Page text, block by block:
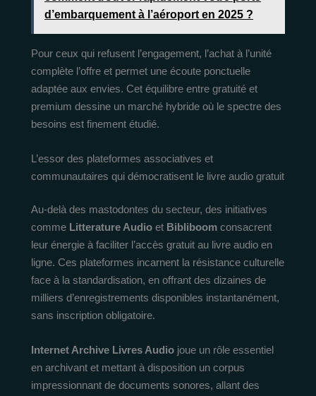
d’embarquement à l’aéroport en 2025 ?
Pour ceux qui refusent l’engagement, l’achat à l’unité
complète l’offre et permet une écoute ponctuelle
adaptée aux envies. Cet équilibre entre gratuité et
premium dessine un marché hybride où le spectre des
besoins est finement étudié.
L’essor des plateformes associatives et
communautaires qui démocratisent le livre audio gratuit
Au-delà des mastodontes du secteur, des initiatives
comme Litterature Audio et Bibliboom consacrent
leur énergie à faciliter l’accès gratuit au livre audio en
ligne. Ces plateformes incarnent la résistance culturelle
face à la standardisation, en offrant des dizaines de
milliers d’enregistrements disponibles instantanément,
sans inscription obligatoire.
Internet Archive Livres Audio joue un rôle essentiel
en archivant et mettant à disposition un corpus
impressionnant de documents sonores, allant des